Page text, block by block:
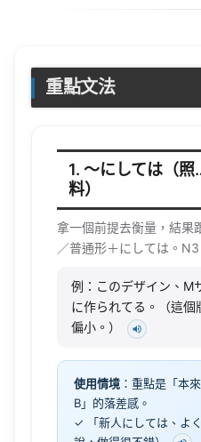
重點文法
1. 〜にしては（
料）
拿一個前提去衡量，結果
／普通形＋にしては。N3
例：このデザイン、M
に作られてる。（這
偏小。）
使用情境 ：重點是「本
B」的落差感。
✓ 「新人にしては、よ